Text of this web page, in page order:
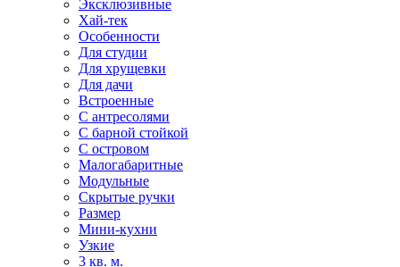
Эксклюзивные
Хай-тек
Особенности
Для студии
Для хрущевки
Для дачи
Встроенные
С антресолями
С барной стойкой
С островом
Малогабаритные
Модульные
Скрытые ручки
Размер
Мини-кухни
Узкие
3 кв. м.